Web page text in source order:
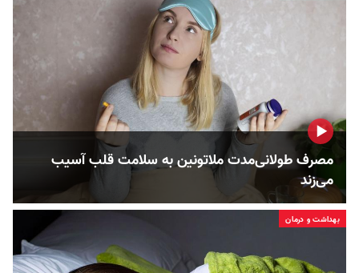
مصرف طولانی‌مدت ملاتونین به سلامت قلب آسیب
می‌زند
بهداشت و درمان